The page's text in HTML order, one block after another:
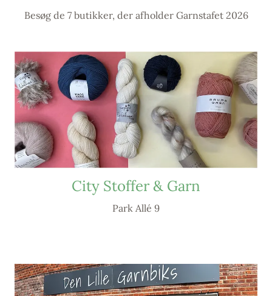
Besøg de 7 butikker, der afholder Garnstafet 2026
City Stoffer & Garn
Park Allé 9